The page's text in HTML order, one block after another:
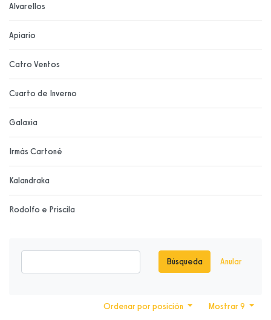
Alvarellos
Apiario
Catro Ventos
Cuarto de Inverno
Galaxia
Irmás Cartoné
Kalandraka
Rodolfo e Priscila
Búsqueda Anular
Mostrar 9
Ordenar por posición